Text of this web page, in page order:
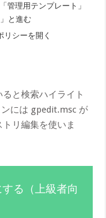
管理用テンプレート」
と進む
リシーを開く
ると検索ハイライト
には gpedit.msc が
リ編集を使いま
る（上級者向